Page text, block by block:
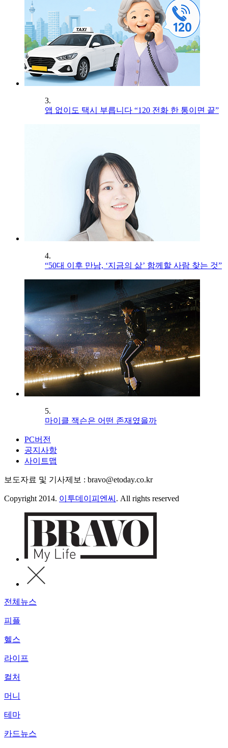
3.
앱 없이도 택시 부릅니다 “120 전화 한 통이면 끝”
4.
“50대 이후 만남, ‘지금의 삶’ 함께할 사람 찾는 것”
5.
마이클 잭슨은 어떤 존재였을까
PC버전
공지사항
사이트맵
보도자료 및 기사제보 : bravo@etoday.co.kr
Copyright 2014. 이투데이피엔씨 . All rights reserved
전체뉴스
피플
헬스
라이프
컬처
머니
테마
카드뉴스